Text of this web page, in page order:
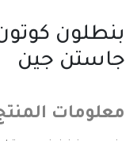
بنطلون
جاستن جين
معلومات